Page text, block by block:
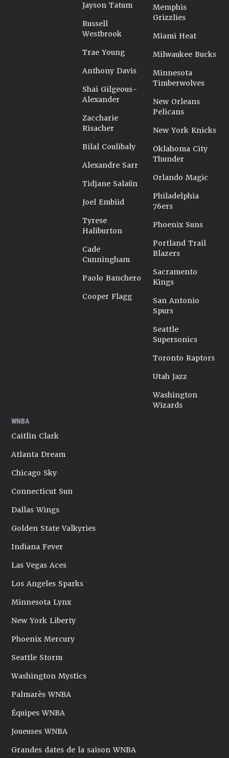
Jayson Tatum
Russell
Westbrook
Trae Young
Anthony Davis
Shai Gilgeous-
Alexander
Zaccharie
Risacher
Bilal Coulibaly
Alexandre Sarr
Tidjane Salaün
Joel Embiid
Tyrese
Haliburton
Cade
Cunningham
Paolo Banchero
Cooper Flagg
Memphis
Grizzlies
Miami Heat
Milwaukee Bucks
Minnesota
Timberwolves
New Orleans
Pelicans
New York Knicks
Oklahoma City
Thunder
Orlando Magic
Philadelphia
76ers
Phoenix Suns
Portland Trail
Blazers
Sacramento
Kings
San Antonio
Spurs
Seattle
Supersonics
Toronto Raptors
Utah Jazz
Washington
Wizards
WNBA
Caitlin Clark
Atlanta Dream
Chicago Sky
Connecticut Sun
Dallas Wings
Golden State Valkyries
Indiana Fever
Las Vegas Aces
Los Angeles Sparks
Minnesota Lynx
New York Liberty
Phoenix Mercury
Seattle Storm
Washington Mystics
Palmarès WNBA
Équipes WNBA
Joueuses WNBA
Grandes dates de la saison WNBA